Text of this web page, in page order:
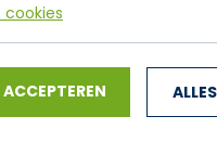
cookies
ACCEPTEREN